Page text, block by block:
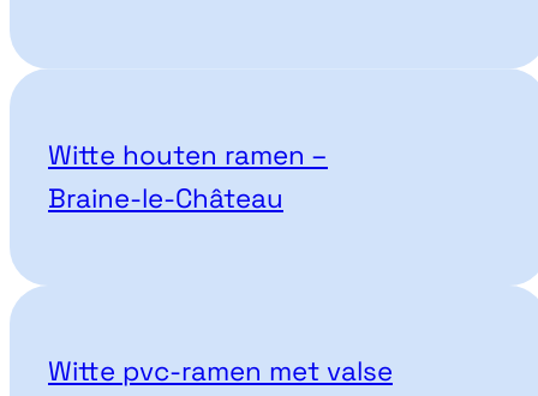
Witte houten ramen –
Braine-le-Château
Witte pvc-ramen met valse